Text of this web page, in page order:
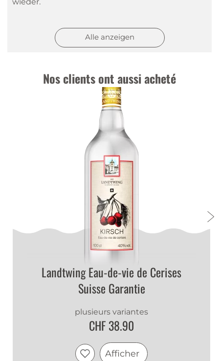
Parfait pour macérat ou pour alcooliser un autre
30 nov. 2020
parfait pour les liqueur
23 mai 2020
Hänggeli
Une fois la marque trouvée, très facile à
commander et livraison rapide.
Alle anzeigen
Nos clients ont aussi acheté
Landtwing Eau-de-vie de Cerises
Suisse Garantie
plusieurs variantes
CHF 38.90
Afficher